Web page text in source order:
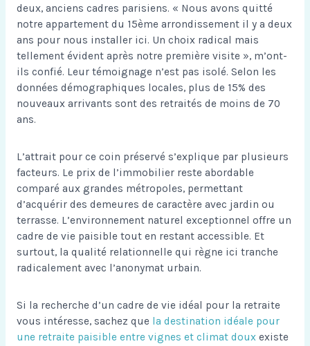
deux, anciens cadres parisiens. « Nous avons quitté
notre appartement du 15ème arrondissement il y a deux
ans pour nous installer ici. Un choix radical mais
tellement évident après notre première visite », m’ont-
ils confié. Leur témoignage n’est pas isolé. Selon les
données démographiques locales, plus de 15% des
nouveaux arrivants sont des retraités de moins de 70
ans.
L’attrait pour ce coin préservé s’explique par plusieurs
facteurs. Le prix de l’immobilier reste abordable
comparé aux grandes métropoles, permettant
d’acquérir des demeures de caractère avec jardin ou
terrasse. L’environnement naturel exceptionnel offre un
cadre de vie paisible tout en restant accessible. Et
surtout, la qualité relationnelle qui règne ici tranche
radicalement avec l’anonymat urbain.
Si la recherche d’un cadre de vie idéal pour la retraite
vous intéresse, sachez que la destination idéale pour
une retraite paisible entre vignes et climat douxexiste